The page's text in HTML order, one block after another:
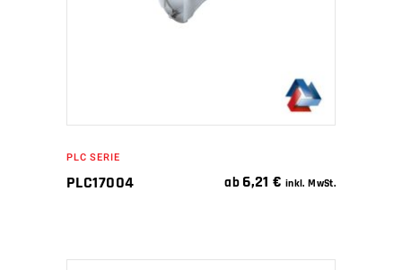
PLC SERIE
PLC17004 ab 6,21€ inkl. MwSt.